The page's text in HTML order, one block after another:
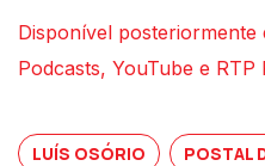
Disponível posteriormente
Podcasts, YouTube e RTP
LUÍS OSÓRIO POSTAL